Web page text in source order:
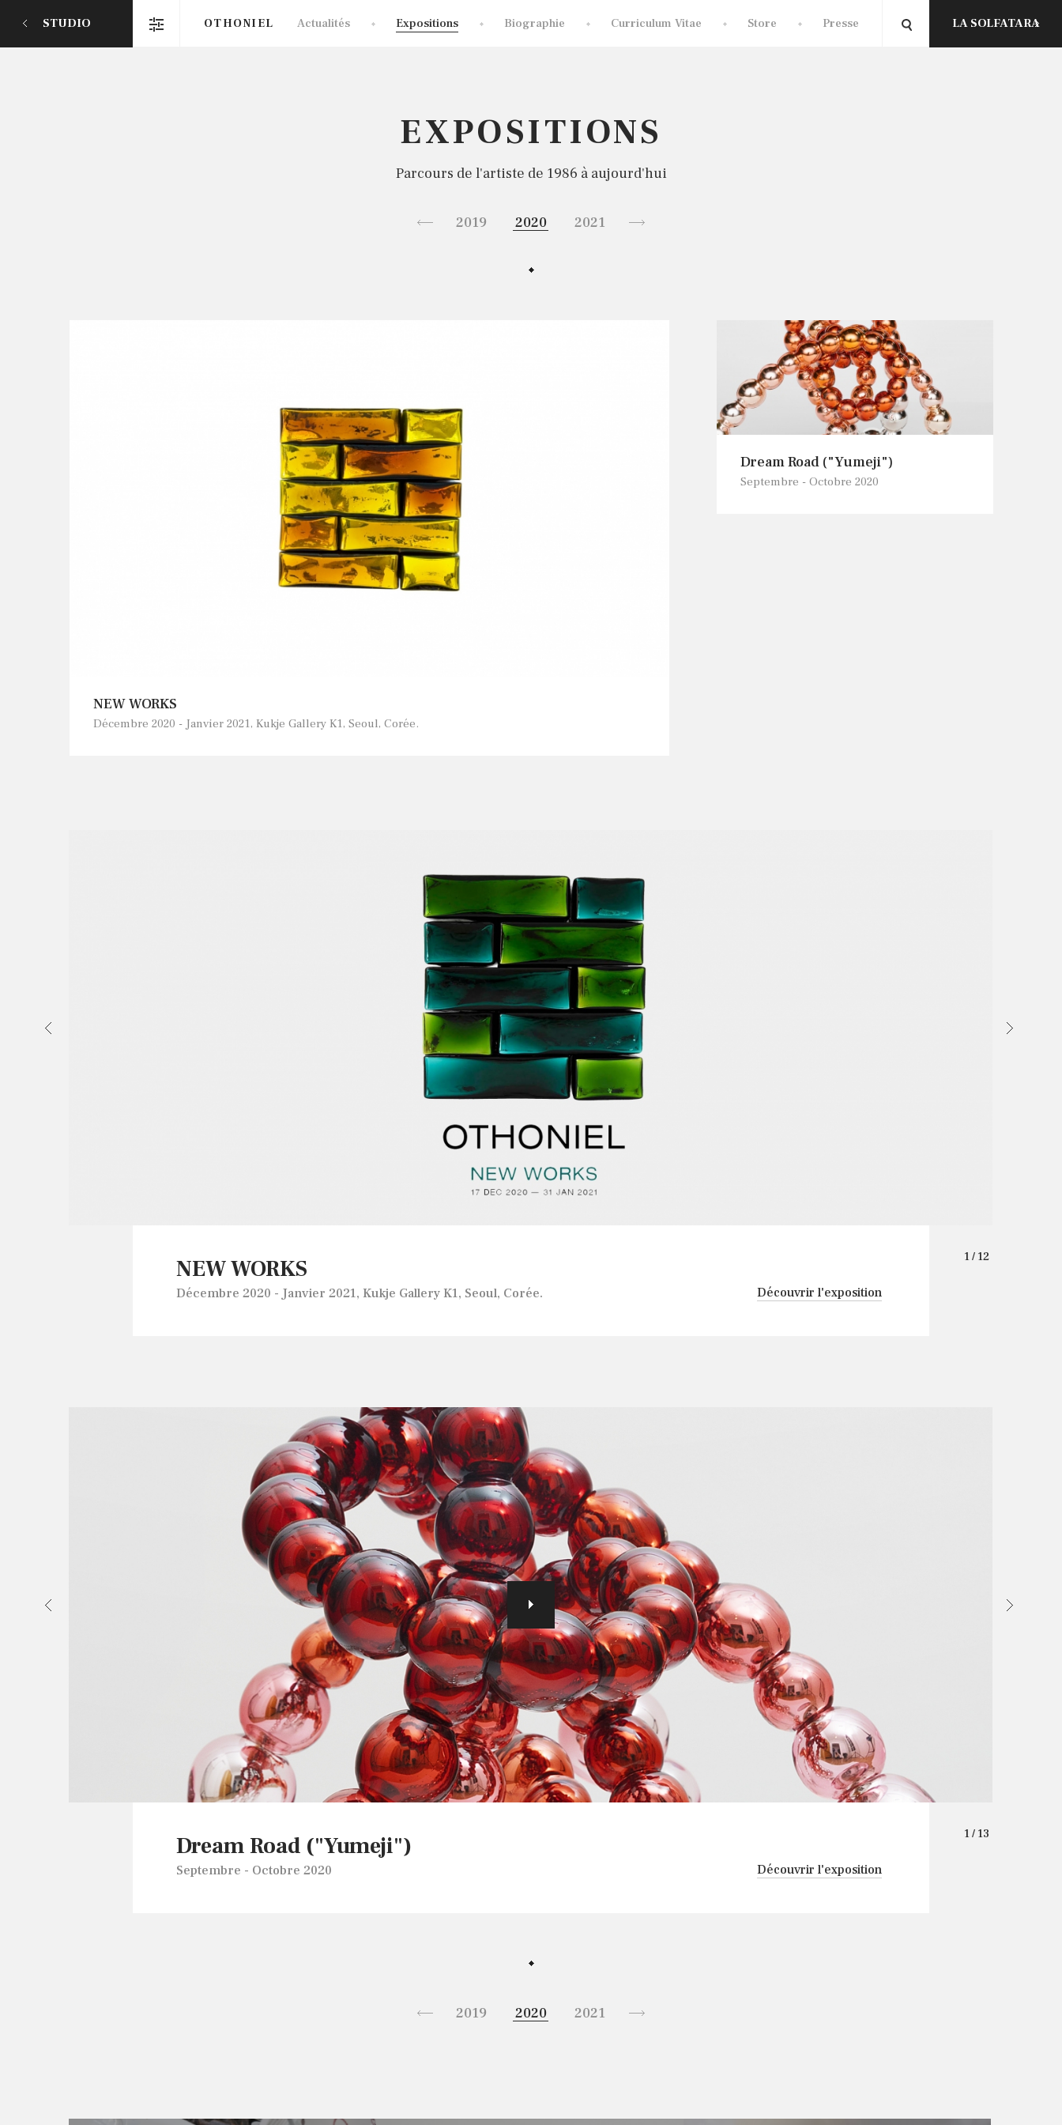
OTHONIEL Actualités Expositions Biographie Curriculum Vitae Store Presse
STUDIO LA SOLFATARA
EXPOSITIONS
Parcours de l'artiste de 1986 à aujourd'hui
2019 2020 2021 2022
NEW WORKS
Décembre 2020 - Janvier 2021, Kukje Gallery K1, Seoul, Corée.
Dream Road ("Yumeji")
Septembre - Octobre 2020
1/ 12
NEW WORKS
Décembre 2020 - Janvier 2021, Kukje Gallery K1, Seoul, Corée. Découvrir l'exposition
Exposition personnelle
Kukje Gallery K1, Seoul, Corée.
17/12/2020 - 31/01/2021
17 décembre 2020 au 31 janvier 2021. Après la
première exposition personnelle d'Othoniel à Kukje en
2016, cette exposition sera la deuxième en quatre ans
organisée à la galerie. NEW WORKS couvre les deux
espaces d'exposition sur le premier niveau du bâtiment,
présentant 37 nouvelles œuvres qui incluent des
sculptures en verre, des lithographies d'aquarelles et
des peintures qui ont marqué une nouvelle étape dans
sa carrière artistique. Ces nouvelles œuvres ont en
grande partie été créées pendant le confinement causé
par la pandémie mondiale Covid-19. Elles symbolisent
les sentiments condensés de différentes cultures en
proie à une détresse globale mais aussi les plus chers
espoirs de l’artiste pour que les regardeurs
contemplent et s'émerveillent devant la beauté qui
des deux espaces de la galerie dans le bâtiment K1
la violence policière et la discrimination à New York.
Firozabad en Inde en 2010, l'artiste a été profondément
1/ 13
Dream Road ("Yumeji")
Septembre - Octobre 2020 Découvrir l'exposition
«夢路» Dream Road
2019 2020 2021 2022